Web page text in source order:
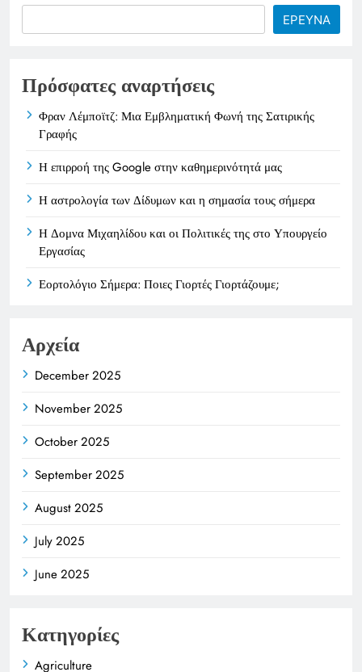
ΕΡΕΥΝΑ
Πρόσφατες αναρτήσεις
Φραν Λέμποϊτζ: Μια Εμβληματική Φωνή της Σατιρικής
Γραφής
Η επιρροή της Google στην καθημερινότητά μας
Η αστρολογία των Δίδυμων και η σημασία τους σήμερα
Η Δομνα Μιχαηλίδου και οι Πολιτικές της στο Υπουργείο
Εργασίας
Εορτολόγιο Σήμερα: Ποιες Γιορτές Γιορτάζουμε;
Αρχεία
December 2025
November 2025
October 2025
September 2025
August 2025
July 2025
June 2025
Κατηγορίες
Agriculture